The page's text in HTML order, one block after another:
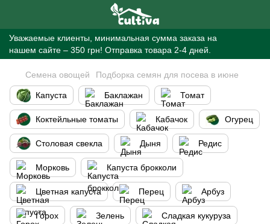
Уважаемые клиенты, минимальная сумма заказа на
нашем сайте – 350 грн! Отправка товара 2-4 дней.
Семена овощей Подборка семян для посева в июне
Капуста Баклажан Томат
Коктейльные томаты Кабачок Огурец
Столовая свекла Дыня Редис
Морковь Капуста брокколи
Цветная капуста Перец Арбуз
Горох Зелень Сладкая кукуруза